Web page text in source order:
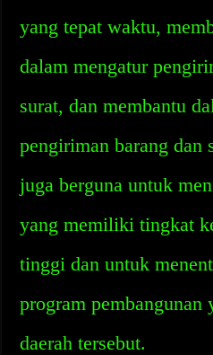
yang tepat waktu,
dalam mengatur
surat, dan membantu
pengiriman barang dan
juga berguna untuk
yang memiliki tingkat
tinggi dan untuk
program pembangunan
daerah tersebut.